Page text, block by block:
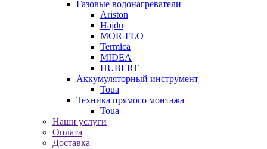
Газовые водонагреватели
Ariston
Hajdu
MOR-FLO
Termica
MIDEA
HUBERT
Аккумуляторный инструмент
Toua
Техника прямого монтажа
Toua
Наши услуги
Оплата
Доставка